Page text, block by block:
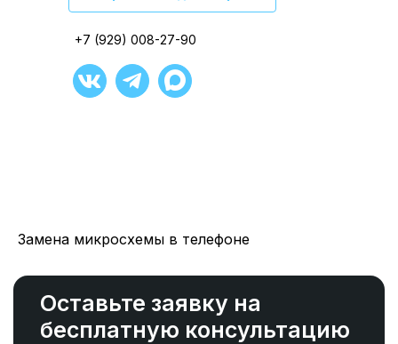
+7 (929) 008-27-90
+7 (929) 008-27-90
+7 (929) 008-27-90
+7 (929) 008-27-90
+7 (929) 008-27-90
Замена микросхемы в телефоне
Оставьте заявку на
бесплатную консультацию